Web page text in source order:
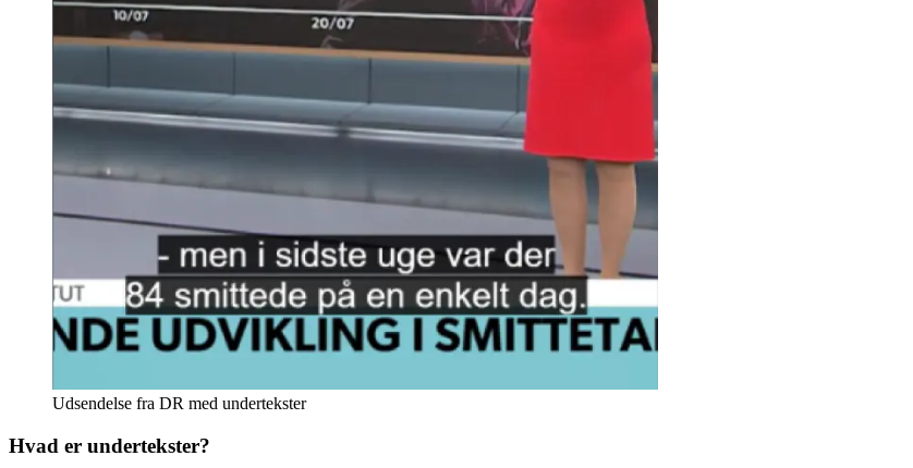
Udsendelse fra DR med undertekster
Hvad er undertekster?